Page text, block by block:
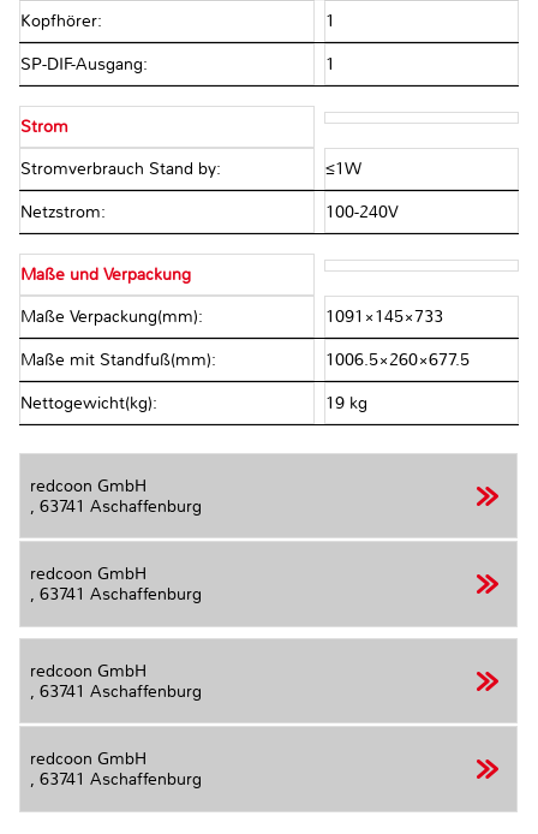
Kopfhörer: 1
SP-DIF-Ausgang: 1
Strom
Stromverbrauch Stand by: ≤1W
Netzstrom: 100-240V
Maße und Verpackung
Maße Verpackung(mm): 1091×145×733
Maße mit Standfuß(mm): 1006.5×260×677.5
Nettogewicht(kg): 19 kg
redcoon GmbH
, 63741 Aschaffenburg
redcoon GmbH
, 63741 Aschaffenburg
redcoon GmbH
, 63741 Aschaffenburg
redcoon GmbH
, 63741 Aschaffenburg